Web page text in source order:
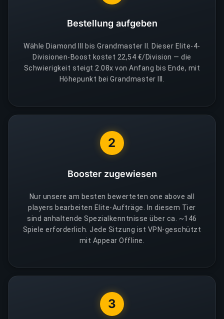
Bestellung aufgeben
Wähle Diamond III bis Grandmaster II. Dieser Elite-4-
Divisionen-Boost kostet 22,54 €/Division — die
Schwierigkeit steigt 2.08x von Anfang bis Ende, mit
Höhepunkt bei Grandmaster III.
2
Booster zugewiesen
Nur unsere am besten bewerteten one above all
players bearbeiten Elite-Aufträge. In diesem Tier
sind anhaltende Spezialkenntnisse über ca. ~146
Spiele erforderlich. Jede Sitzung ist VPN-geschützt
mit Appear Offline.
3